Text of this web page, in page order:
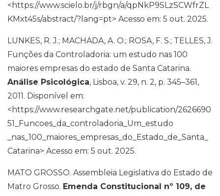
<https://www.scielo.br/j/rbgn/a/qpNkP9SLzSCWfrZL
KMxt45s/abstract/?lang=pt> Acesso em: 5 out. 2025.
LUNKES, R. J.; MACHADA, A. O.; ROSA, F. S.; TELLES, J.
Funções da Controladoria: um estudo nas 100
maiores empresas do estado de Santa Catarina.
Análise Psicológica, Lisboa, v. 29, n. 2, p. 345–361,
2011. Disponível em:
<https://www.researchgate.net/publication/2626690
51_Funcoes_da_controladoria_Um_estudo
_nas_100_maiores_empresas_do_Estado_de_Santa_
Catarina> Acesso em: 5 out. 2025.
MATO GROSSO. Assembleia Legislativa do Estado de
Matro Grosso. Emenda Constitucional nº 109, de